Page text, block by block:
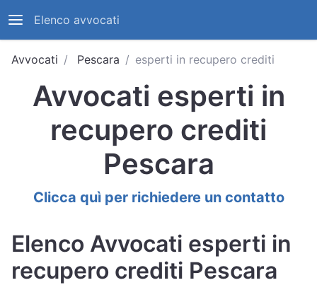
Elenco avvocati
Avvocati Pescara esperti in recupero crediti
Avvocati esperti in
recupero crediti
Pescara
Clicca quì per richiedere un contatto
Elenco Avvocati esperti in
recupero crediti Pescara